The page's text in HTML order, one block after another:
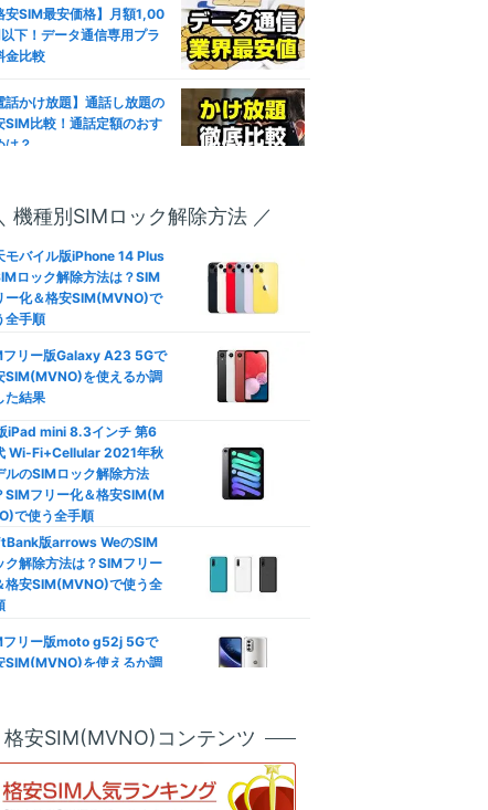
―
792円
(3GB〜/税込)
動作未検証
やや遅い
公式サイト
安SIM最安価格】月額1,00
下！データ通信専用プラ
金比較
話かけ放題】通話し放題の
SIM比較！通話定額のおす
は？
徹底比較！失敗しない選
座振替/デビットカード】
ジットカード不要の格安SI
底比較
割は格安SIMでも使える？
向けプランおすすめ格安SI
ウントフリー】データ無制
い放題の罠！制限なし格安
較
SIMはテザリングできな
docomo/au/Softbank回
すすめ比較
Androidのデータ通信
約！ギガ不足を解消して通
マイネオ)メールアドレ
定！キャリアメールから変
説
機種別SIMロック解除方法 ／
モバイル版iPhone 14 Plus
ロック解除方法は？SIM
ー化＆格安SIM(MVNO)で
全手順
フリー版Galaxy A23 5Gで
SIM(MVNO)を使えるか調
た結果
iPad mini 8.3インチ 第6
Wi-Fi+Cellular 2021年秋
ルのSIMロック解除方法
SIMフリー化＆格安SIM(M
で使う全手順
版arrows WeのSIM
ク解除方法は？SIMフリー
格安SIM(MVNO)で使う全
フリー版moto g52j 5Gで
SIM(MVNO)を使えるか調
ロック解除方法は？SIM
ー化＆格安SIM(MVNO)で
全手順
格安SIM(MVNO)コンテンツ